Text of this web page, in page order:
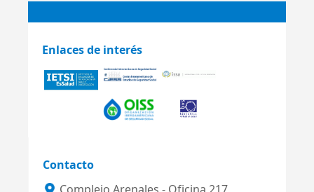
Enlaces de interés
Contacto